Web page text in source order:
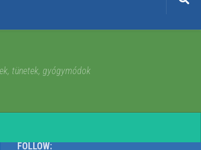
tünetek, gyógymódok
FOLLOW: